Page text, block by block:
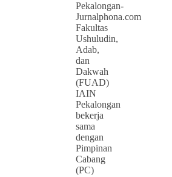
Pekalongan-
Jurnalphona.com
Fakultas
Ushuludin,
Adab,
dan
Dakwah
(FUAD)
IAIN
Pekalongan
bekerja
sama
dengan
Pimpinan
Cabang
(PC)